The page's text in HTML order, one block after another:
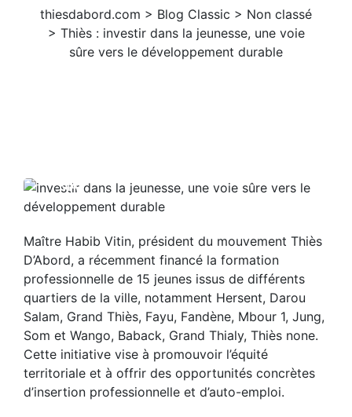
thiesdabord.com > Blog Classic > Non classé
> Thiès : investir dans la jeunesse, une voie
sûre vers le développement durable
MAI
Maître Habib Vitin, président du mouvement Thiès
D’Abord, a récemment financé la formation
professionnelle de 15 jeunes issus de différents
quartiers de la ville, notamment Hersent, Darou
Salam, Grand Thiès, Fayu, Fandène, Mbour 1, Jung,
Som et Wango, Baback, Grand Thialy, Thiès none.
Cette initiative vise à promouvoir l’équité
territoriale et à offrir des opportunités concrètes
d’insertion professionnelle et d’auto-emploi.